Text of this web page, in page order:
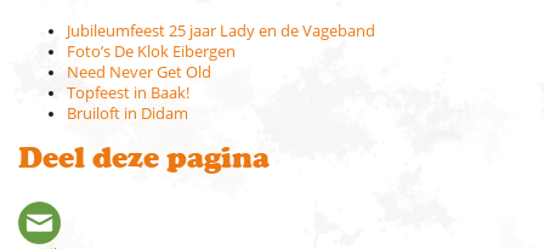
Jubileumfeest 25 jaar Lady en de Vageband
Foto’s De Klok Eibergen
Need Never Get Old
Topfeest in Baak!
Bruiloft in Didam
Deel deze pagina